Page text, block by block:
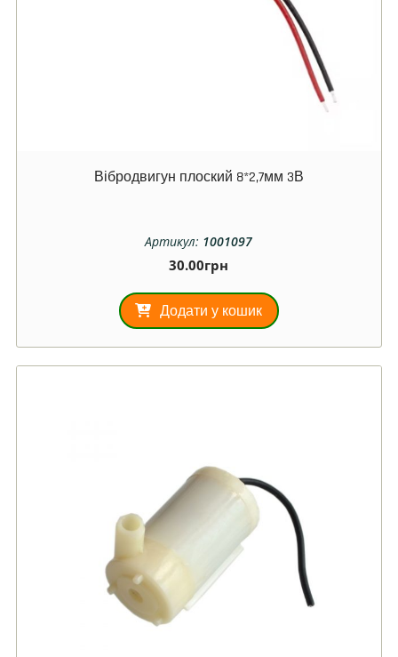
Вібродвигун плоский 8*2,7мм 3В
Артикул: 1001097
30.00грн
Додати у кошик